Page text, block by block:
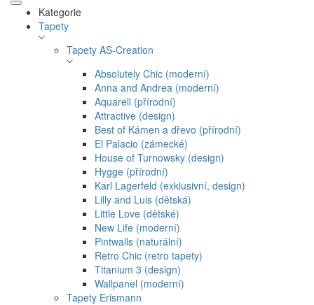
Kategorie
Tapety
Tapety AS-Creation
Absolutely Chic (moderní)
Anna and Andrea (moderní)
Aquarell (přírodní)
Attractive (design)
Best of Kámen a dřevo (přírodní)
El Palacio (zámecké)
House of Turnowsky (design)
Hygge (přírodní)
Karl Lagerfeld (exklusivní, design)
Lilly and Luis (dětská)
Little Love (dětské)
New Life (moderní)
Pintwalls (naturální)
Retro Chic (retro tapety)
Titanium 3 (design)
Wallpanel (moderní)
Tapety Erismann